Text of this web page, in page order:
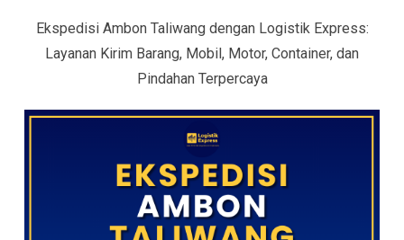
Ekspedisi Ambon Taliwang dengan Logistik Express:
Layanan Kirim Barang, Mobil, Motor, Container, dan
Pindahan Terpercaya